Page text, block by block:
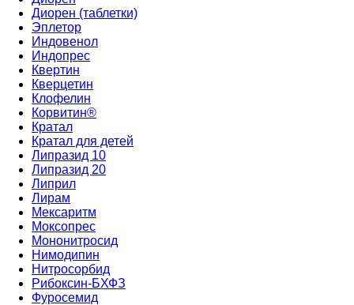
Диорен (таблетки)
Эплетор
Индовенол
Индопрес
Квертин
Кверцетин
Клофелин
Корвитин®
Кратал
Кратал для детей
Липразид 10
Липразид 20
Липрил
Лирам
Мексаритм
Моксопрес
Мононитросид
Нимодипин
Нитросорбид
Рибоксин-БХФЗ
Фуросемид